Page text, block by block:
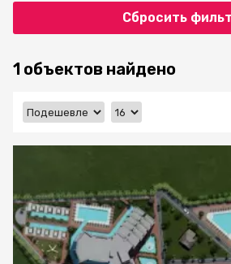
Сбросить
1 объектов найдено